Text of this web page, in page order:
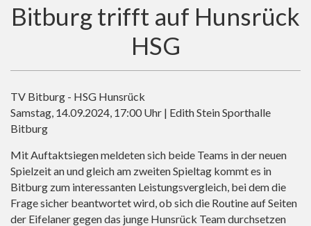
Bitburg trifft auf Hunsrück
HSG
TV Bitburg - HSG Hunsrück
Samstag, 14.09.2024, 17:00 Uhr | Edith Stein Sporthalle
Bitburg
Mit Auftaktsiegen meldeten sich beide Teams in der neuen
Spielzeit an und gleich am zweiten Spieltag kommt es in
Bitburg zum interessanten Leistungsvergleich, bei dem die
Frage sicher beantwortet wird, ob sich die Routine auf Seiten
der Eifelaner gegen das junge Hunsrück Team durchsetzen